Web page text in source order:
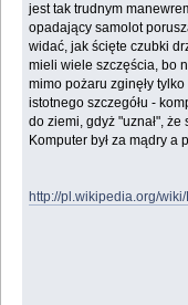
jest tak trudnym
opadający samolot
widać, jak ścięte czubki
mieli wiele szczęścia, bo
mimo pożaru zginęły
istotnego szczegółu -
do ziemi, gdyż "uznał",
Komputer był za mądry a
http://pl.wikipedia.org/